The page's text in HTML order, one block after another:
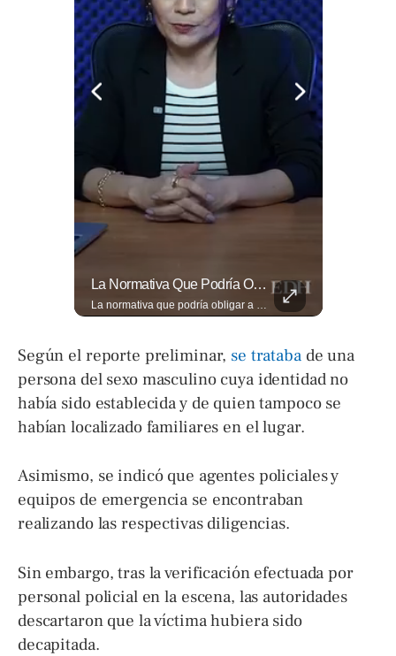
La Normativa Que Podría Obligar A Miles De Solicitantes A Salir De Estados Unidos Para Tramitar Su Residencia En Sus Países De Origen Sigue Vigente.
La normativa que podría obligar a miles de solicitantes a salir de Estados Unidos para tramitar su residencia en sus países de origen sigue vigente. ¿A quiénes podría afectar? Sandra Guevara lo explica. Más información en ➡️ eldiariodehoy.com #Migración #residenciapermanente #USA
Según el reporte preliminar, se tratabade una
persona del sexo masculino cuya identidad no
había sido establecida y de quien tampoco se
habían localizado familiares en el lugar.
Asimismo, se indicó que agentes policiales y
equipos de emergencia se encontraban
realizando las respectivas diligencias.
Sin embargo, tras la verificación efectuada por
personal policial en la escena, las autoridades
descartaron que la víctima hubiera sido
decapitada.